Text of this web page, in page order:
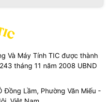
Và Máy Tính TIC được thành
tháng 11 năm 2008 UBND
Đồng Lầm, Phường Văn Miếu -